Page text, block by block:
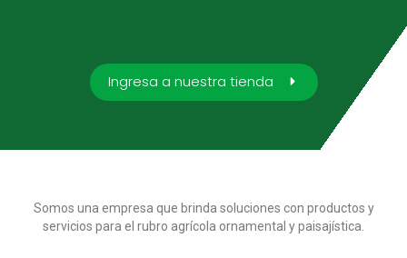
Ingresa a nuestra tienda
Somos una empresa que brinda soluciones con productos y
servicios para el rubro agrícola ornamental y paisajística.